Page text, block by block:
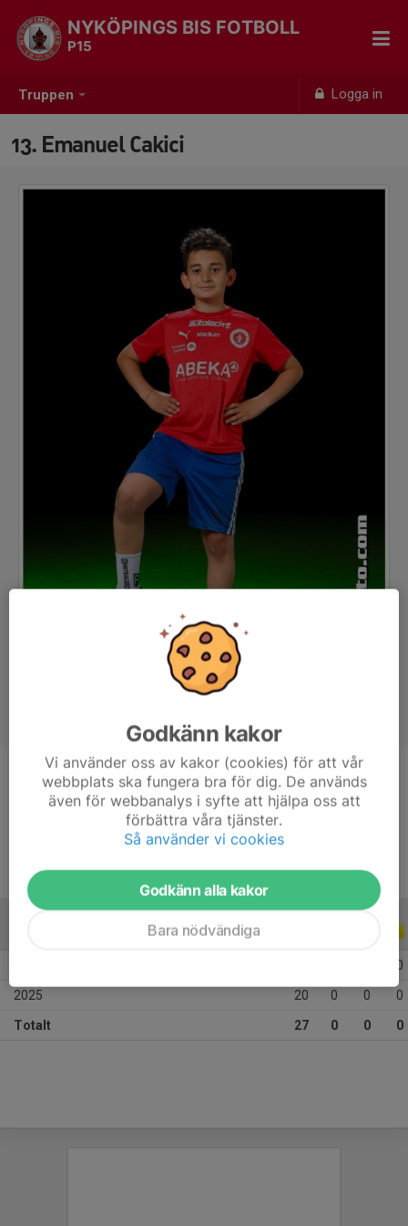
Truppen Logga in
NYKÖPINGS BIS FOTBOLL
P15
13. Emanuel Cakici
Position
-
10 år
ALLA ÅR
0
2025 20 0 0 0
Totalt 27 0 0 0
Godkänn kakor
Vi använder oss av kakor (cookies) för att vår
webbplats ska fungera bra för dig. De används
även för webbanalys i syfte att hjälpa oss att
förbättra våra tjänster.
Så använder vi cookies
Godkänn alla kakor
Bara nödvändiga